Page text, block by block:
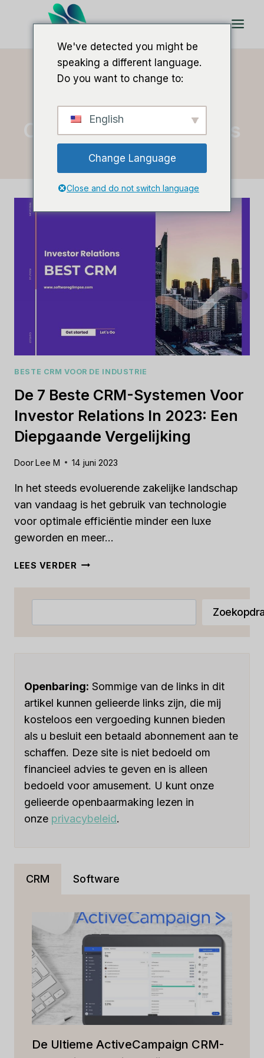
Crm Investor Relations
BESTE CRM VOOR DE INDUSTRIE
De 7 Beste CRM-Systemen Voor
Investor Relations In 2023: Een
Diepgaande Vergelijking
DoorLee M 14 juni 2023
In het steeds evoluerende zakelijke landschap
van vandaag is het gebruik van technologie
voor optimale efficiëntie minder een luxe
geworden en meer...
LEES VERDER DE
2023:
EEN
DIEPGAANDE
VERGELIJKING
Openbaring: Sommige van de links in dit
artikel kunnen gelieerde links zijn, die mij
kosteloos een vergoeding kunnen bieden
als u besluit een betaald abonnement aan te
schaffen. Deze site is niet bedoeld om
financieel advies te geven en is alleen
bedoeld voor amusement. U kunt onze
gelieerde openbaarmaking lezen in
onze privacybeleid.
CRM Software
De Ultieme ActiveCampaign CRM-
We've detected you might be
speaking a different language.
Do you want to change to:
English
Change Language
Close and do not switch language